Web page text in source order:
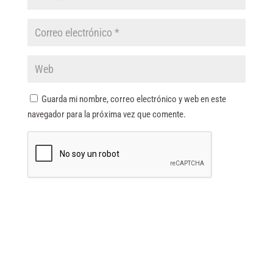
Guarda mi nombre, correo electrónico y web en este
navegador para la próxima vez que comente.